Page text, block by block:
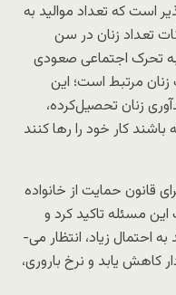
است که تعداد موالید به
تعداد زنان در سن
تحرک اجتماعی صعودی
مرتبط است؛ این
زنان تحصیل‌کرده،
باشند کار خود را رها کنند
قانون حمایت از خانواده
مسئله تاکید کرد و
افزود: در صورت ادامه‌دار بودن این روند به احتمال زیاد، انتظار می‌­
کاهش یابد و نرخ باروری،